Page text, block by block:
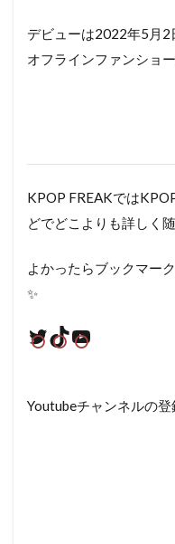
デビューは2022年5月2
オフラインファンショ
KPOP FREAKでは
どでどこよりも詳しく
よかったらブックマー
✨
Twitter
TikTok
YouTube
Youtubeチャンネルの